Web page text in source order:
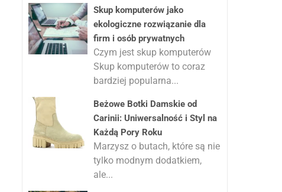
Skup komputerów jako
ekologiczne rozwiązanie dla
firm i osób prywatnych
Czym jest skup komputerów
Skup komputerów to coraz
bardziej popularna...
Beżowe Botki Damskie od
Carinii: Uniwersalność i Styl na
Każdą Pory Roku
Marzysz o butach, które są nie
tylko modnym dodatkiem,
ale...